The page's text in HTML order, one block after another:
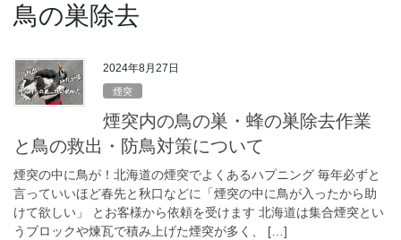
鳥の巣除去
2024年8月27日
煙突
煙突内の鳥の巣・蜂の巣除去作業
と鳥の救出・防鳥対策について
煙突の中に鳥が！北海道の煙突でよくあるハプニング 毎年必ずと
言っていいほど春先と秋口などに「煙突の中に鳥が入ったから助
けて欲しい」 とお客様から依頼を受けます 北海道は集合煙突とい
うブロックや煉瓦で積み上げた煙突が多く、 […]